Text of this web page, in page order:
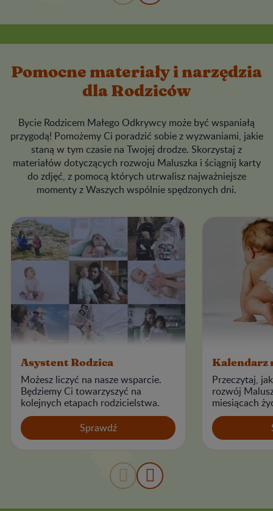
Pomocne materiały i narzędzia
dla Rodziców
Bycie Rodzicem Małego Odkrywcy może być wspaniałą
przygodą! Pomożemy Ci poradzić sobie z wyzwaniami, jakie
staną w tym czasie na Twojej drodze. Skorzystaj z
materiałów dotyczących rozwoju Maluszka i ściągnij karty
do zdjęć, z pomocą których utrwalisz najważniejsze
momenty z Waszych wspólnie spędzonych dni.
Asystent Rodzica
Możesz liczyć na nasze wsparcie.
Będziemy Ci towarzyszyć na
kolejnych etapach rodzicielstwa.
Sprawdź
Kalendarz
Przeczytaj,
rozwój
miesiącach